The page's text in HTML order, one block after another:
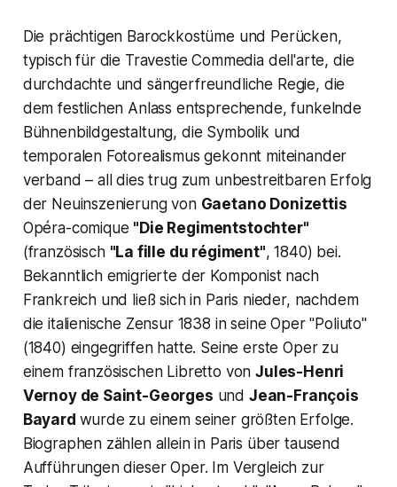
Die prächtigen Barockkostüme und Perücken,
typisch für die TravestieCommedia dell'arte, die
durchdachte und sängerfreundliche Regie, die
dem festlichen Anlass entsprechende, funkelnde
Bühnenbildgestaltung, die Symbolik und
temporalen Fotorealismus gekonnt miteinander
verband – all dies trug zum unbestreitbaren Erfolg
der Neuinszenierung von Gaetano Donizettis
Opéra-comique "Die Regimentstochter"
(französisch "La fille du régiment", 1840) bei.
Bekanntlich emigrierte der Komponist nach
Frankreich und ließ sich in Paris nieder, nachdem
die italienische Zensur 1838 in seine Oper "Poliuto"
(1840) eingegriffen hatte. Seine erste Oper zu
einem französischen Libretto vonJules-Henri
Vernoy de Saint-Georges und Jean-François
Bayard wurde zu einem seiner größten Erfolge.
Biographen zählen allein in Paris über tausend
Aufführungen dieser Oper. Im Vergleich zur